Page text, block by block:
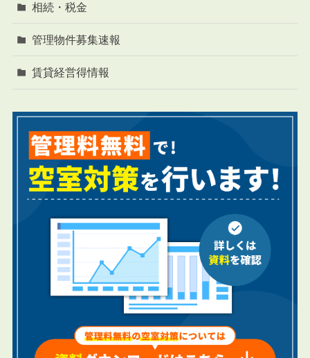
相続・税金
管理物件募集速報
賃貸経営得情報